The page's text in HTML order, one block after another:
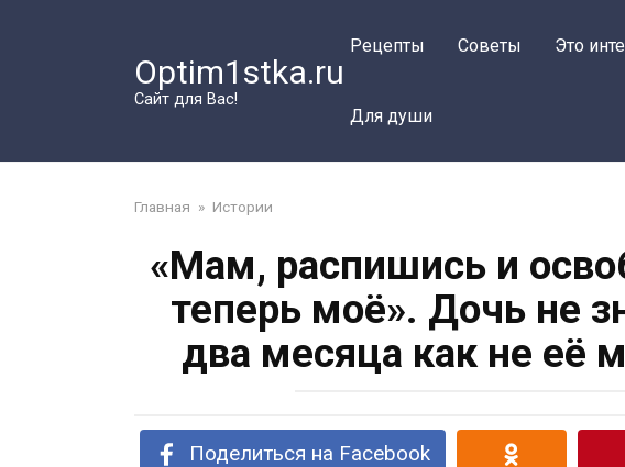
Optim1stka.ru
Сайт для Вас!
Рецепты Советы Это
Для души
Главная » Истории
«Мам, распишись и
теперь моё». Дочь не
два месяца как не её
Поделиться на Facebook